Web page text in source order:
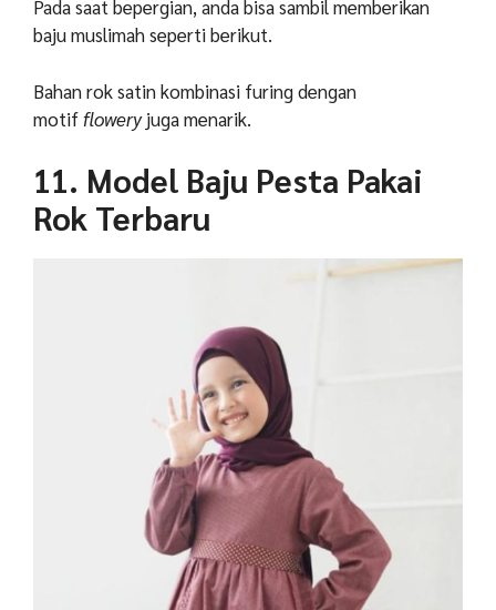
Pada saat bepergian, anda bisa sambil memberikan
baju muslimah seperti berikut.
Bahan rok satin kombinasi furing dengan
motiffloweryjuga menarik.
11. Model Baju Pesta Pakai
Rok Terbaru